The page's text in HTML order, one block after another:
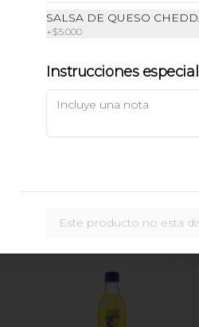
SALSA DE QUESO
+$5.000
Instrucciones
Este producto no esta